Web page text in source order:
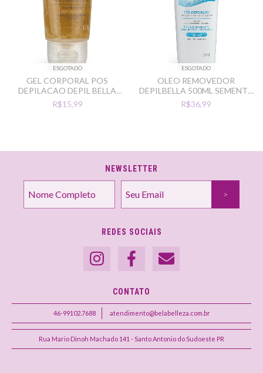
ESGOTADO
GEL CORPORAL POS
DEPILACAO DEPIL BELLA
100G CAMOMILA
R$15,99
ESGOTADO
OLEO REMOVEDOR
DEPILBELLA 500ML SEMENTE
DE ALGODAO
R$36,99
NEWSLETTER
REDES SOCIAIS
CONTATO
46-99102.7688 atendimento@belabelleza.com.br
Rua Mario Dinoh Machado 141 - Santo Antonio do Sudoeste PR